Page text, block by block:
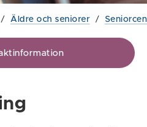
/ Äldre och seniorer /